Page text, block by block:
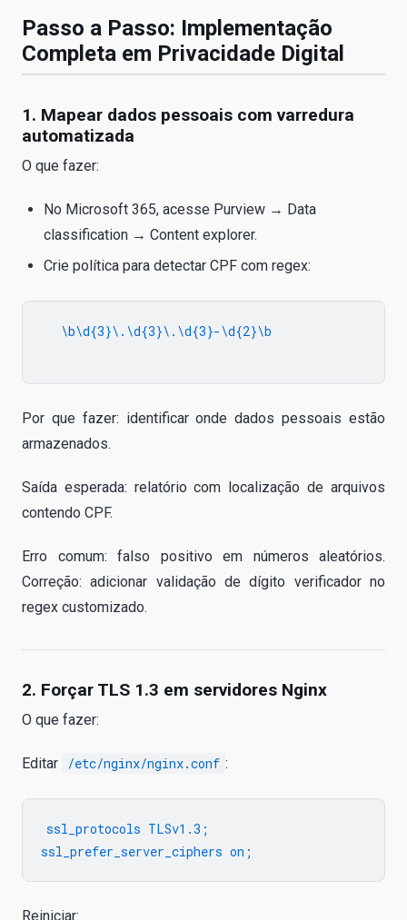
Passo a Passo: Implementação
Completa em Privacidade Digital
1. Mapear dados pessoais com varredura
automatizada
O que fazer:
No Microsoft 365, acesse Purview → Data
classification → Content explorer.
Crie política para detectar CPF com regex:
  \b\d{3}\.\d{3}\.\d{3}-\d{2}\b
Por que fazer: identificar onde dados pessoais estão
armazenados.
Saída esperada: relatório com localização de arquivos
contendo CPF.
Erro comum: falso positivo em números aleatórios.
Correção: adicionar validação de dígito verificador no
regex customizado.
2. Forçar TLS 1.3 em servidores Nginx
O que fazer:
Editar /etc/nginx/nginx.conf :
ssl_protocols TLSv1.3;
Reiniciar: